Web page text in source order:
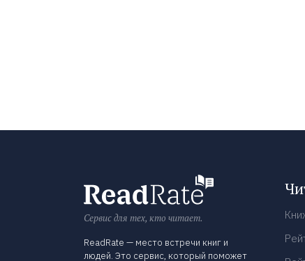
Сервис для тех, кто читает.
ReadRate — место встречи книг и
людей. Это сервис, который поможет